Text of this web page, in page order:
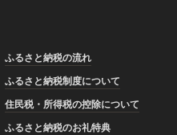
ふるさと納税の流れ
ふるさと納税制度について
住民税・所得税の控除について
ふるさと納税のお礼特典